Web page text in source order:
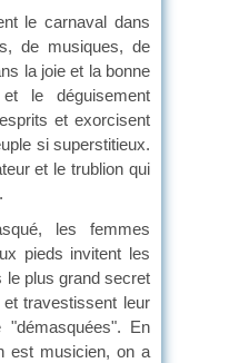
le carnaval dans
de musiques, de
la joie et la bonne
le déguisement
et exorcisent
si superstitieux.
et le trublion qui
les femmes
pieds invitent les
le plus grand secret
travestissent leur
En
est musicien, on a